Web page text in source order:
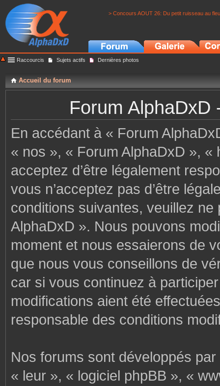
> Concours AOUT 26: Du petit ruisseau au
Raccourcis Sujets actifs Dernières photos
Accueil du forum
Forum AlphaDxD
En accédant à « Forum
« nos », « Forum AlphaDxD »,
acceptez d’être légalement
vous n’acceptez pas d’être
conditions suivantes, veuillez
AlphaDxD ». Nous pouvons
moment et nous essaierons de
que nous vous conseillons de
car si vous continuez à
modifications aient été
responsable des conditions
Nos forums sont développés
« leur », « logiciel phpBB », «